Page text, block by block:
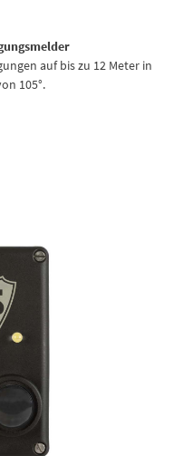
auf bis zu 12 Meter in
105°.